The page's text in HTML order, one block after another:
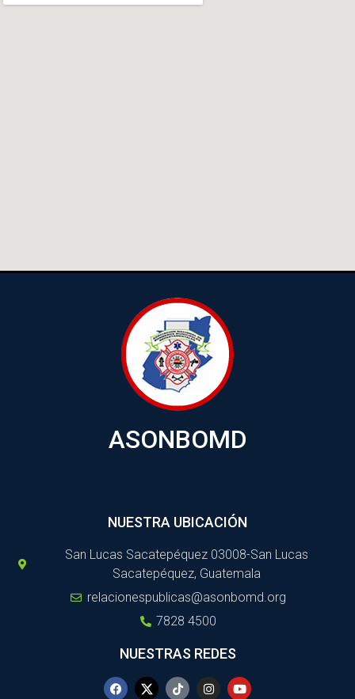
ASONBOMD
NUESTRA UBICACIÓN
San Lucas Sacatepéquez 03008-San Lucas
Sacatepéquez, Guatemala
relacionespublicas@asonbomd.org
7828 4500
NUESTRAS REDES